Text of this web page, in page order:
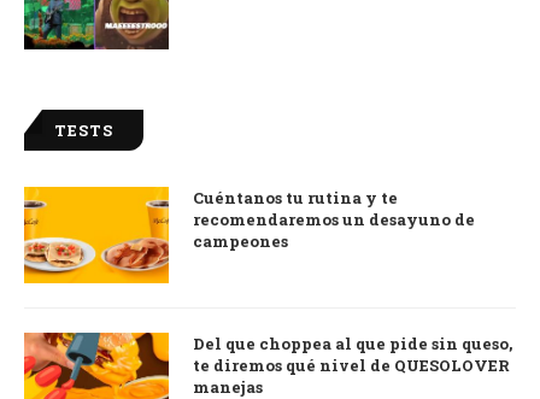
TESTS
Cuéntanos tu rutina y te
recomendaremos un desayuno de
campeones
Del que choppea al que pide sin queso,
te diremos qué nivel de QUESOLOVER
manejas